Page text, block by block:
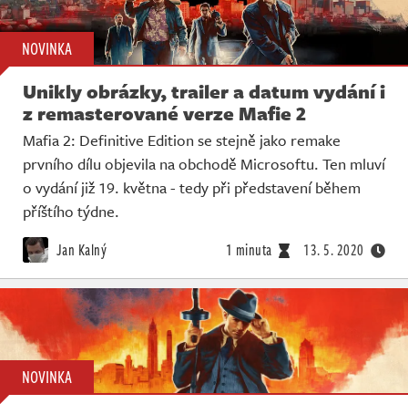
NOVINKA
Unikly obrázky, trailer a datum vydání i
z remasterované verze Mafie 2
Mafia 2: Definitive Edition se stejně jako remake
prvního dílu objevila na obchodě Microsoftu. Ten mluví
o vydání již 19. května - tedy při představení během
příštího týdne.
Jan Kalný 1 minuta 13. 5. 2020
NOVINKA